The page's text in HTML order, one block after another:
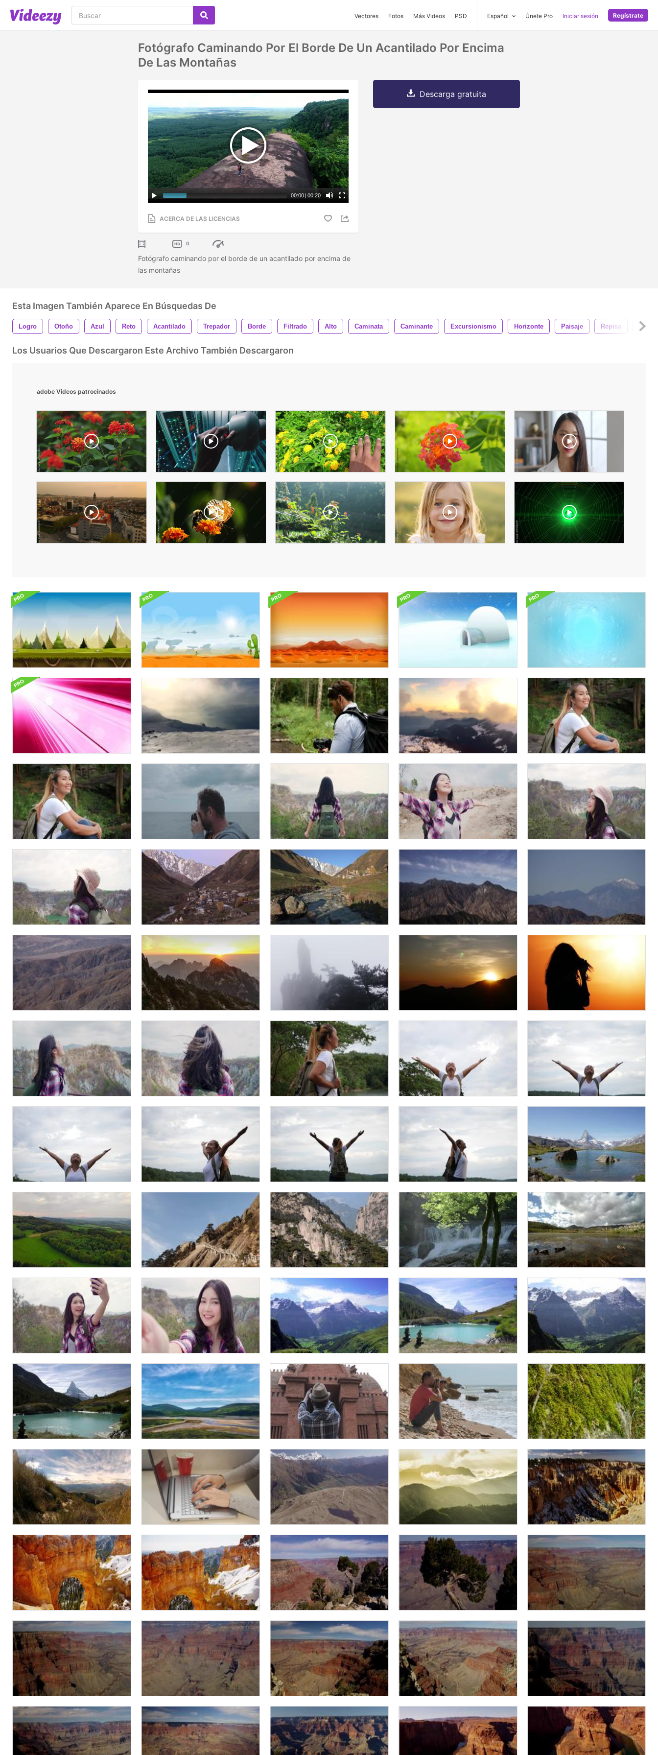
Vectores Fotos Más Videos PSD Español Únete Pro Iniciar sesión Regístrate
Fotógrafo Caminando Por El Borde De Un Acantilado Por Encima
De Las Montañas
00:00 | 00:20
ACERCA DE LAS LICENCIAS
0
Fotógrafo caminando por el borde de un acantilado por encima de
las montañas
Descarga gratuita
Esta Imagen También Aparece En Búsquedas De
Logro Otoño Azul Reto Acantilado Trepador Borde Filtrado Alto Caminata Caminante Excursionismo Horizonte Paisaje Repisa
Los Usuarios Que Descargaron Este Archivo También Descargaron
adobe Videos patrocinados